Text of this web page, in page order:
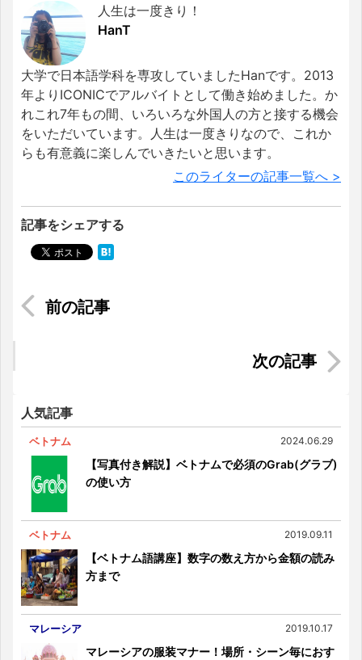
人生は一度きり！
HanT
大学で日本語学科を専攻していましたHanです。2013
年よりICONICでアルバイトとして働き始めました。か
れこれ7年もの間、いろいろな外国人の方と接する機会
をいただいています。人生は一度きりなので、これか
らも有意義に楽しんでいきたいと思います。
このライターの記事一覧へ >
記事をシェアする
SNS映えするサラダ！フィッシュボウルのポケ丼
【ベトナムで働く前に知っておきたい】ベトナム
人気記事
ベトナム 2024.06.29
【写真付き解説】ベトナムで必須のGrab(グラブ)
の使い方
ベトナム 2019.09.11
【ベトナム語講座】数字の数え方から金額の読み
方まで
マレーシア 2019.10.17
マレーシアの服装マナー！場所・シーン毎におす